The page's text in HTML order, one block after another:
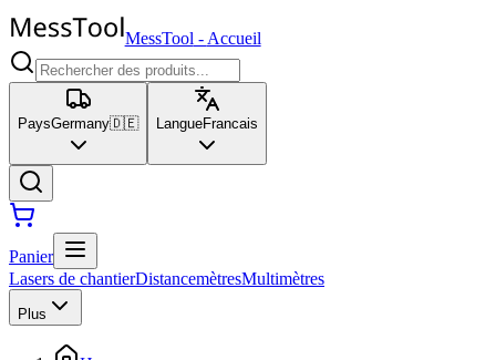
MessTool - Accueil
PaysGermany🇩🇪 LangueFrancais
Panier
Lasers de chantierDistancemètresMultimètres
Plus